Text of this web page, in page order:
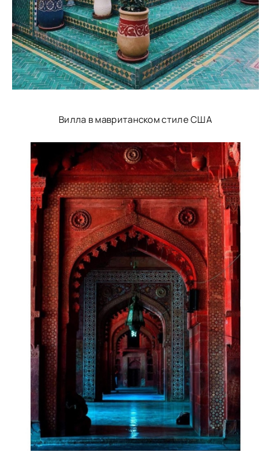
Вилла в мавританском стиле США